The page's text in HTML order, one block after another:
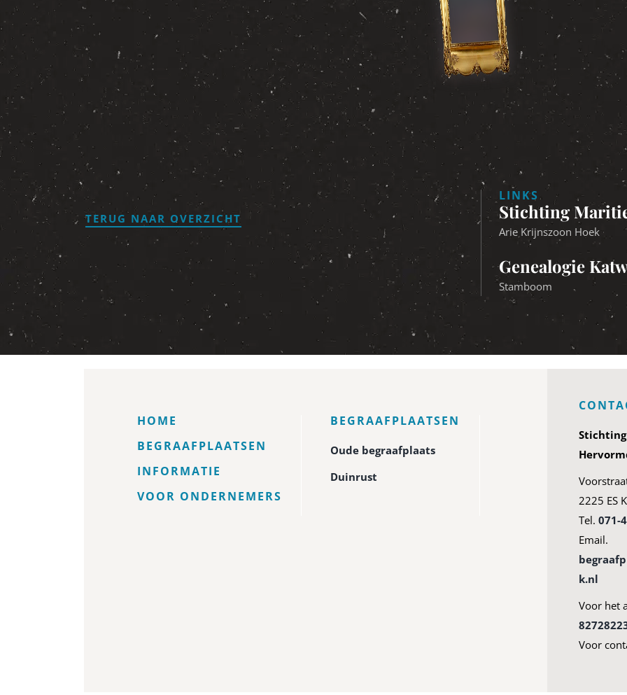
TERUG NAAR OVERZICHT
LINKS
Stichting
Arie Krijnszoon Hoek
Genealogie
Stamboom
HOME
BEGRAAFPLAATSEN
INFORMATIE
VOOR ONDERNEMERS
BEGRAAFPLAATSEN
Oude begraafplaats
Duinrust
2225 ES
Tel. 071-
Email.
k.nl
Voor het
Voor